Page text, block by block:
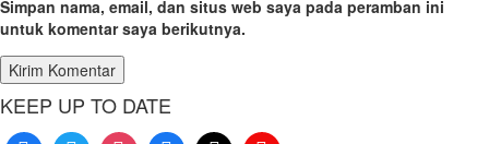
Simpan nama, email, dan situs web saya pada peramban ini
untuk komentar saya berikutnya.
KEEP UP TO DATE